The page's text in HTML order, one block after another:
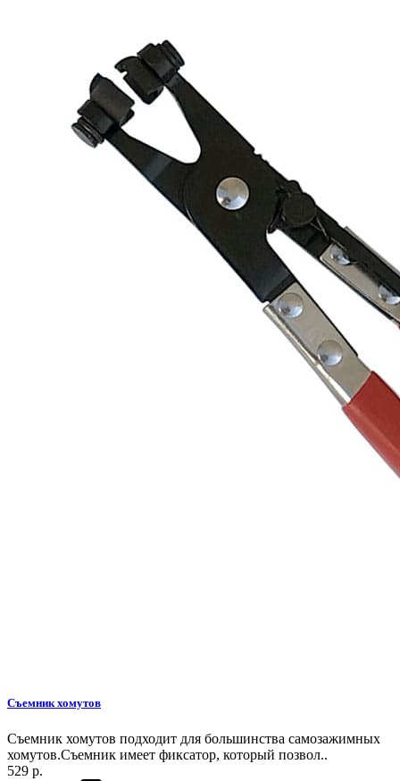
Съемник хомутов
Съемник хомутов подходит для большинства самозажимных
хомутов.Съемник имеет фиксатор, который позвол..
529 р.